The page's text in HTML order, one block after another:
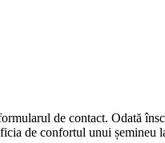
de contact. Odată
de confortul unui șemineu